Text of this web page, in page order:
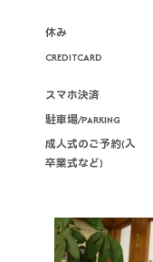
休み
CREDITCARD
スマホ決済
駐車場/PARKING
成人式のご予約(入
卒業式など)